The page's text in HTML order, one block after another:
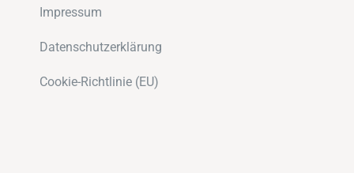
Impressum
Datenschutzerklärung
Cookie-Richtlinie (EU)